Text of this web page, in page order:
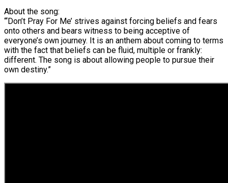
About the song:
“‘Don’t Pray For Me’ strives against forcing beliefs and fears
onto others and bears witness to being acceptive of
everyone’s own journey. It is an anthem about coming to terms
with the fact that beliefs can be fluid, multiple or frankly:
different. The song is about allowing people to pursue their
own destiny.”